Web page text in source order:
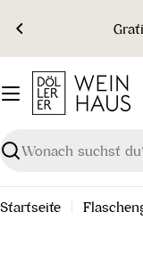
Inhalt
springen
Suchen
Startseite